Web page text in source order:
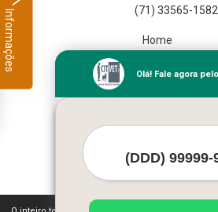
(71) 33565-1582
Home
Missão
Serviços
Olá! Fale agora
Informações